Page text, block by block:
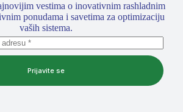
vestima o inovativnim rashladnim
ponudama i savetima za optimizaciju
vaših sistema.
Prijavite se